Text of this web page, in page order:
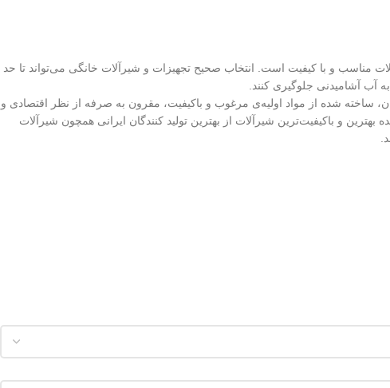
و با کیفیت است. انتخاب صحیح تجهیزات و شیرآلات خانگی می‌تواند تا حد
آب آشامیدنی جلوگیری کنند.
استاندارد ایران، ساخته شده از مواد اولیه‌ی مرغوب و باکیفیت، مقرون به صرفه از نظر اقتصادی و
و باکیفیت‌ترین شیرآلات از بهترین تولید کنندگان ایرانی همچون شیرآلات